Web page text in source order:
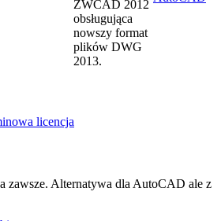
ZWCAD 2012
obsługująca
nowszy format
plików DWG
2013.
zawsze. Alternatywa dla AutoCAD ale z